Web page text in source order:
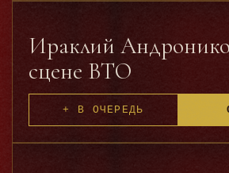
Ираклий
сцене ВТО
+ В ОЧЕРЕДЬ